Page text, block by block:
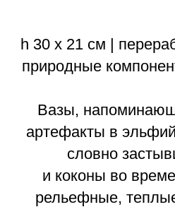
h 30 х 21 см |
природные
Вазы,
артефакты в
словно
и коконы во
рельефные,